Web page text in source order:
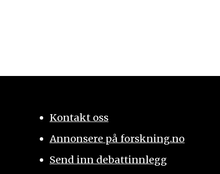
Kontakt oss
Annonsere på forskning.no
Send inn debattinnlegg